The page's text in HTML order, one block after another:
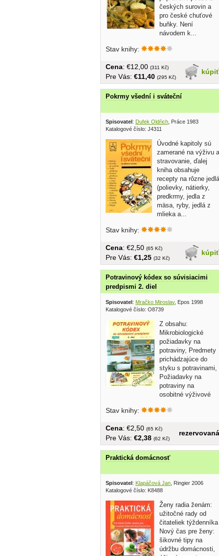
českých surovin a
pro české chuťové
buňky. Není
návodem k...
Stav knihy:
kúpiť
Cena: €12,00 (311 Kč)
Pre Vás: €11,40 (295 Kč)
Pokrmy všední i sváteční
Spisovatel: Dufek Oldŕich , Práce 1983
Katalogové číslo: J4311
Úvodné kapitoly sú
zamerané na výživu a
stravovanie, ďalej
kniha obsahuje
recepty na rôzne jedlá
(polievky, nátierky,
predkrmy, jedla z
mäsa, ryby, jedlá z
mlieka a...
Stav knihy:
kúpiť
Cena: €2,50 (65 Kč)
Pre Vás: €1,25 (32 Kč)
Potravinový kódex so súvisiacimi
predpismi 2. diel
Spisovatel : Mračko Miroslav, Epos 1998
Katalogové číslo: O8739
Z obsahu:
Mikrobiologické
požiadavky na
potraviny, Predmety
prichádzajúce do
styku s potravinami,
Požiadavky na
potraviny na
osobitné výživové
Stav knihy:
rezervovaná
Cena: €2,50 (65 Kč)
Pre Vás: €2,38 (62 Kč)
Praktická domácnosť
Spisovatel: Klapáčová Jan , Ringier 2006
Katalogové číslo: K8488
Ženy radia ženám:
užitočné rady od
čitateliek týždenníka
Nový čas pre ženy:
šikovné tipy na
údržbu domácnosti,